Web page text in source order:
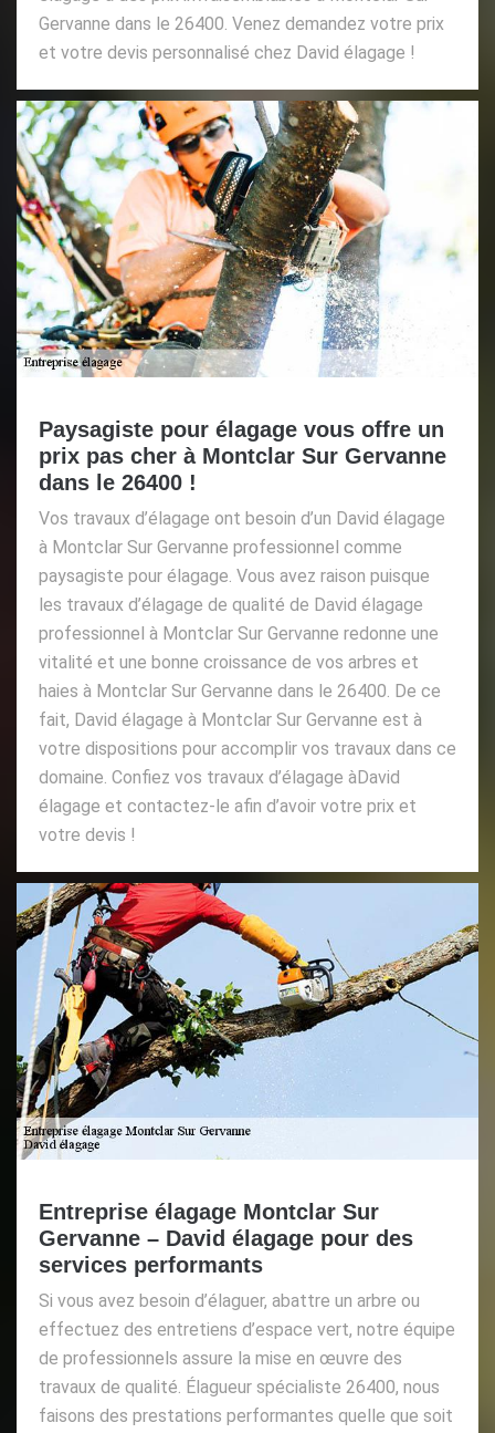
Gervanne dans le 26400. Venez demandez votre prix
et votre devis personnalisé chez David élagage !
Paysagiste pour élagage vous offre un
prix pas cher à Montclar Sur Gervanne
dans le 26400 !
Vos travaux d’élagage ont besoin d’un David élagage
à Montclar Sur Gervanne professionnel comme
paysagiste pour élagage. Vous avez raison puisque
les travaux d’élagage de qualité de David élagage
professionnel à Montclar Sur Gervanne redonne une
vitalité et une bonne croissance de vos arbres et
haies à Montclar Sur Gervanne dans le 26400. De ce
fait, David élagage à Montclar Sur Gervanne est à
votre dispositions pour accomplir vos travaux dans ce
domaine. Confiez vos travaux d’élagage àDavid
élagage et contactez-le afin d’avoir votre prix et
votre devis !
Entreprise élagage Montclar Sur
Gervanne – David élagage pour des
services performants
Si vous avez besoin d’élaguer, abattre un arbre ou
effectuez des entretiens d’espace vert, notre équipe
de professionnels assure la mise en œuvre des
travaux de qualité. Élagueur spécialiste 26400, nous
faisons des prestations performantes quelle que soit